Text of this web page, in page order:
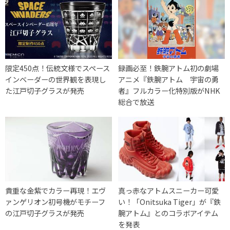
限定450点！伝統文様でスペース
インベーダーの世界観を表現し
た江戸切子グラスが発売
録画必至！鉄腕アトム初の劇場
アニメ『鉄腕アトム 宇宙の勇
者』フルカラー化特別版がNHK
総合で放送
貴重な金紫でカラー再現！エヴ
ァンゲリオン初号機がモチーフ
の江戸切子グラスが発売
真っ赤なアトムスニーカー可愛
い！「Onitsuka Tiger」が『鉄
腕アトム』とのコラボアイテム
を発表